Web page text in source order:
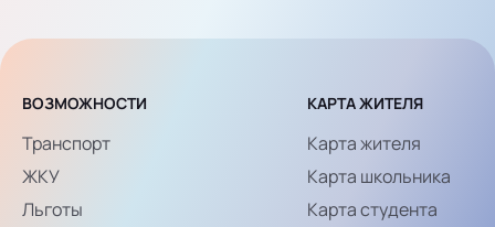
ВОЗМОЖНОСТИ
Транспорт
ЖКУ
Льготы
КАРТА ЖИТЕЛЯ
Карта жителя
Карта школьника
Карта студента